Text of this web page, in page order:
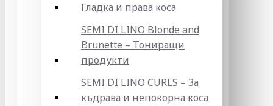
Гладка и права коса
SEMI DI LINO Blonde and
Brunette – Тониращи
продукти
SEMI DI LINO CURLS – За
къдрава и непокорна коса